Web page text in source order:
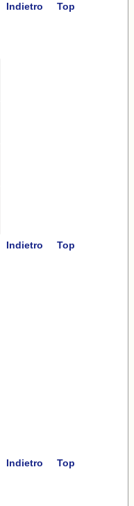
Indietro
Top
Indietro
Top
Indietro
Top